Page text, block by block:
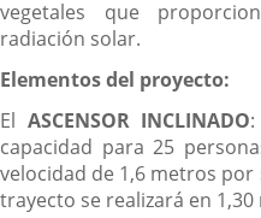
vegetales que
radiación solar.
Elementos del proyecto:
El ASCENSOR INCLINADO
capacidad para 25
velocidad de 1,6 metros
trayecto se realizará en